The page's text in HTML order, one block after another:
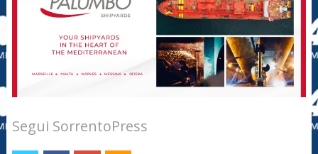
Segui SorrentoPress